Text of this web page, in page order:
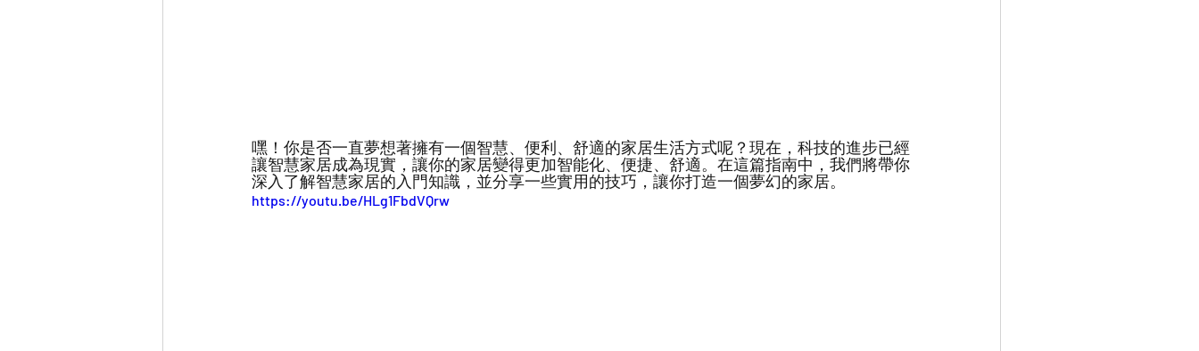
嘿！你是否一直夢想著擁有一個智慧、便利、舒適的家居生活方式呢？現在，科技的進步已經
讓智慧家居成為現實，讓你的家居變得更加智能化、便捷、舒適。在這篇指南中，我們將帶你
深入了解智慧家居的入門知識，並分享一些實用的技巧，讓你打造一個夢幻的家居。
https://youtu.be/HLg1FbdVQrw